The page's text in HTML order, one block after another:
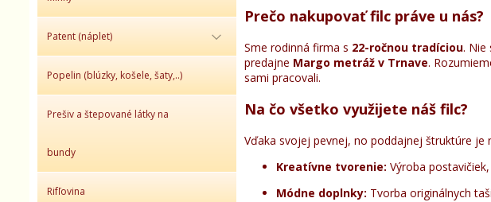
Patent (náplet)
Popelin (blúzky, košele, šaty,..)
Prešiv a štepované látky na
bundy
Rifľovina
Prečo nakupovať filc práve u nás?
Sme rodinná firma s 22-ročnou tradíciou. Nie
predajne Margo metráž v Trnave.
sami pracovali.
Na čo všetko využijete náš filc?
Vďaka svojej pevnej, no poddajnej štruktúre je
Kreatívne tvorenie: Výroba
Módne doplnky: Tvorba originálnych